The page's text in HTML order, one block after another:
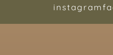
instagram